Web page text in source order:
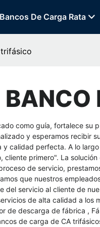
Bancos De Carga Rata
BANCO
como guía, fortalece su
y esperamos recibir
calidad perfecta. A lo
primero". La
de servicio,
que nuestros
del servicio al cliente de
de alta calidad a los
de descarga de fábrica ,
de carga de CA